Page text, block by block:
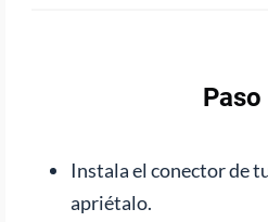
Paso
Instala el conector de
apriétalo.